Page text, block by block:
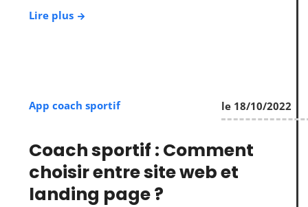
Lire plus
App coach sportif le 18/10/2022
Coach sportif : Comment
choisir entre site web et
landing page ?